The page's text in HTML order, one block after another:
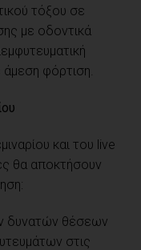
τόξου σε
με οδοντικά
φόρτιση.
και του live
θα αποκτήσουν
δυνατών θέσεων
στις